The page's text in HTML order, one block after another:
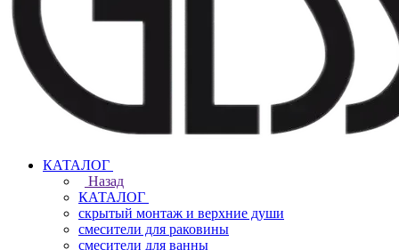
КАТАЛОГ
Назад
КАТАЛОГ
скрытый монтаж и верхние души
смесители для раковины
смесители для ванны